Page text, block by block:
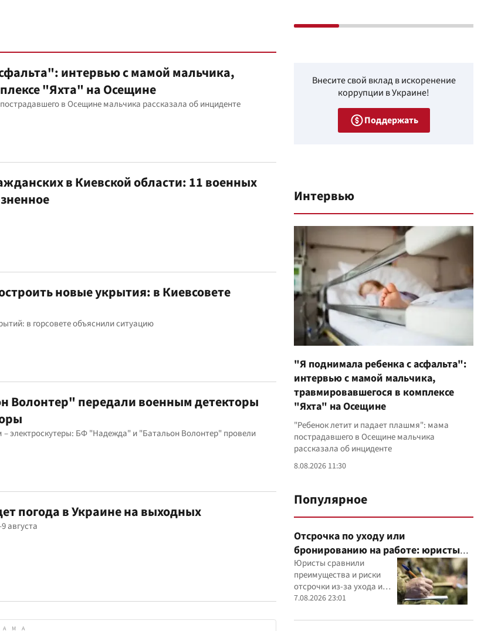
интервью с мамой мальчика,
"Яхта" на Осещине
в Осещине мальчика рассказала об инциденте
в Киевской области: 11 военных
новые укрытия: в Киевсовете
в горсовете объяснили ситуацию
передали военным детекторы
электроскутеры: БФ "Надежда" и "Батальон Волонтер" провели
погода в Украине на выходных
августа
Внесите свой вклад в искоренение
коррупции в Украине!
Поддержать
Интервью
"Я поднимала ребенка с асфальта":
интервью с мамой мальчика,
травмировавшегося в комплексе
"Яхта" на Осещине
"Ребенок летит и падает плашмя": мама
пострадавшего в Осещине мальчика
рассказала об инциденте
8.08.2026 11:30
Популярное
Отсрочка по уходу или
бронированию на работе: юристы
объяснили, что надежнее
Юристы сравнили
преимущества и риски
отсрочки из-за ухода и
бронирования работника
предприятием
7.08.2026 23:01